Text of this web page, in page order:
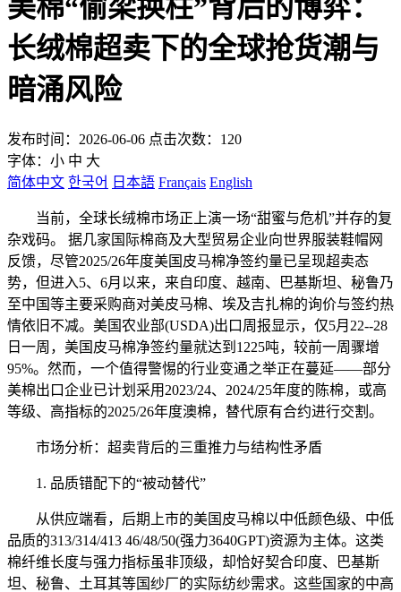
美棉“偷梁换柱”背后的博弈：
长绒棉超卖下的全球抢货潮与
暗涌风险
发布时间：2026-06-06 点击次数：120
字体： 小 中 大
简体中文 한국어 日本語 Français English
当前，全球长绒棉市场正上演一场“甜蜜与危机”并存的复
杂戏码。 据几家国际棉商及大型贸易企业向世界服装鞋帽网
反馈，尽管2025/26年度美国皮马棉净签约量已呈现超卖态
势，但进入5、6月以来，来自印度、越南、巴基斯坦、秘鲁乃
至中国等主要采购商对美皮马棉、埃及吉扎棉的询价与签约热
情依旧不减。美国农业部(USDA)出口周报显示，仅5月22--28
日一周，美国皮马棉净签约量就达到1225吨，较前一周骤增
95%。然而，一个值得警惕的行业变通之举正在蔓延——部分
美棉出口企业已计划采用2023/24、2024/25年度的陈棉，或高
等级、高指标的2025/26年度澳棉，替代原有合约进行交割。
市场分析：超卖背后的三重推力与结构性矛盾
1. 品质错配下的“被动替代”
从供应端看，后期上市的美国皮马棉以中低颜色级、中低
品质的313/314/413 46/48/50(强力3640GPT)资源为主体。这类
棉纤维长度与强力指标虽非顶级，却恰好契合印度、巴基斯
坦、秘鲁、土耳其等国纱厂的实际纺纱需求。这些国家的中高